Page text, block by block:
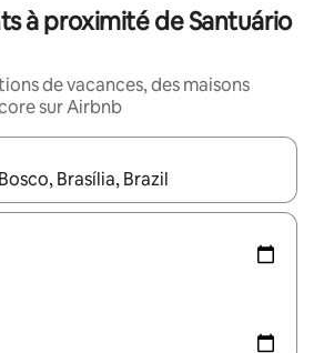
à proximité de Santuário
de vacances, des maisons
sur Airbnb
s'affichent, utilisez les flèches vers le